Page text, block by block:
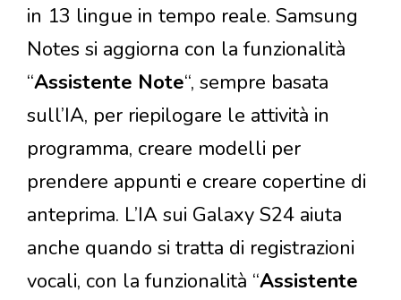
in 13 lingue in tempo reale. Samsung
Notes si aggiorna con la funzionalità
“Assistente Note“, sempre basata
sull’IA, per riepilogare le attività in
programma, creare modelli per
prendere appunti e creare copertine di
anteprima. L’IA sui Galaxy S24 aiuta
anche quando si tratta di registrazioni
vocali, con la funzionalità “Assistente